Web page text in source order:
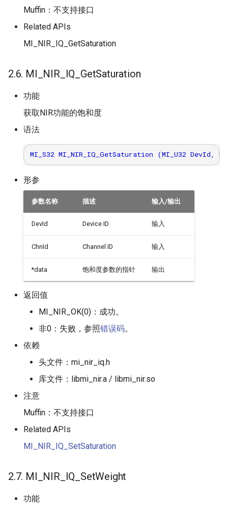
Muffin：不支持接口
Related APIs
​MI_NIR_IQ_GetSaturation
2.6. MI_NIR_IQ_GetSaturation
功能
获取NIR功能的饱和度
语法
形参
参数名称 描述 输入/输出
DevId Device ID 输入
ChnId Channel ID 输入
*data 饱和度参数的指针 输出
返回值
MI_NIR_OK(0)：成功。
非0：失败，参照错误码。
依赖
头文件：mi_nir_iq.h
库文件：libmi_nir.a / libmi_nir.so
注意
Muffin：不支持接口
Related APIs
MI_NIR_IQ_SetSaturation
2.7. MI_NIR_IQ_SetWeight
功能